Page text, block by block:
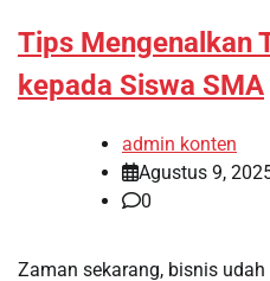
Tips Mengenalkan
kepada Siswa SMA
admin konten
Agustus 9,
0
Zaman sekarang, bisnis